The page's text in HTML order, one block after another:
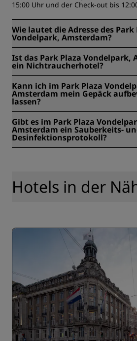
15:00 Uhr und der Check-out bis
Wie lautet die Adresse des Park
Vondelpark, Amsterdam?
Koningslaan 3, Amsterdam,
Ist das Park Plaza Vondelpark,
ein Nichtraucherhotel?
Nichtraucherhotel.
Kann ich im Park Plaza
Amsterdam mein Gepäck
lassen?
Gepäckaufbewahrung angeboten.
Gibt es im Park Plaza
Amsterdam ein Sauberkeits-
Desinfektionsprotokoll?
https://www.radissonhotels.com/de-
sicherheit
Hotels in der